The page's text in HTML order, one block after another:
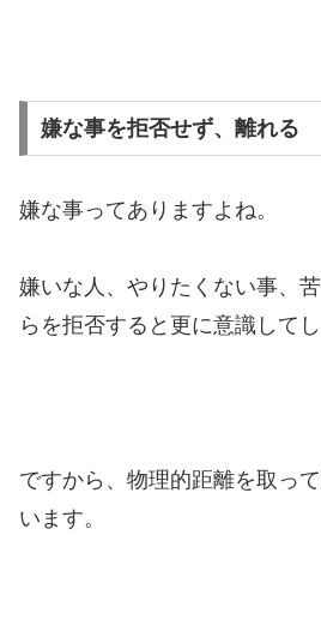
嫌な事を拒否せず、離れる
嫌な事ってありますよね。
嫌いな人、やりたくない事、
らを拒否すると更に意識してし
ですから、物理的距離を取っ
います。